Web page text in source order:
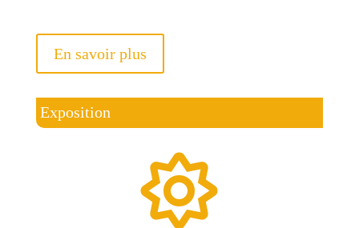
En savoir plus
Exposition
